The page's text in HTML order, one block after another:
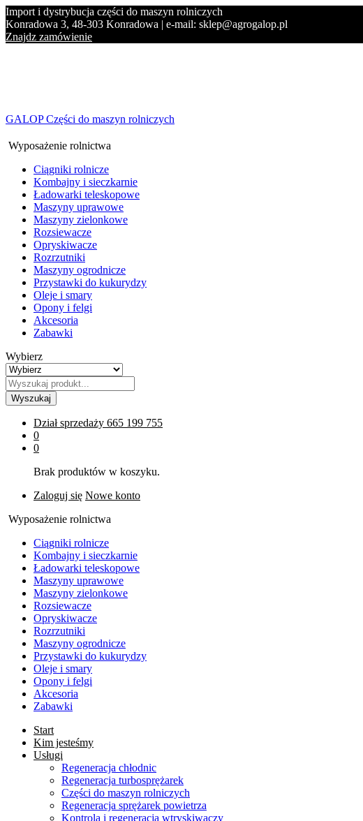
Import i dystrybucja części do maszyn rolniczych
Konradowa 3, 48-303 Konradowa | e-mail: sklep@agrogalop.pl
Znajdz zamówienie
GALOP Części do maszyn rolniczych
Wyposażenie rolnictwa
Ciągniki rolnicze
Kombajny i sieczkarnie
Ładowarki teleskopowe
Maszyny uprawowe
Maszyny zielonkowe
Rozsiewacze
Opryskiwacze
Rozrzutniki
Maszyny ogrodnicze
Przystawki do kukurydzy
Oleje i smary
Opony i felgi
Akcesoria
Zabawki
Wybierz
Wyszukaj
Dział sprzedaży 665 199 755
0
0
Brak produktów w koszyku.
Zaloguj się Nowe konto
Wyposażenie rolnictwa
Ciągniki rolnicze
Kombajny i sieczkarnie
Ładowarki teleskopowe
Maszyny uprawowe
Maszyny zielonkowe
Rozsiewacze
Opryskiwacze
Rozrzutniki
Maszyny ogrodnicze
Przystawki do kukurydzy
Oleje i smary
Opony i felgi
Akcesoria
Zabawki
Start
Kim jesteśmy
Usługi
Regeneracja chłodnic
Regeneracja turbosprężarek
Części do maszyn rolniczych
Regeneracja sprężarek powietrza
Kontrola i regeneracja wtryskiwaczy